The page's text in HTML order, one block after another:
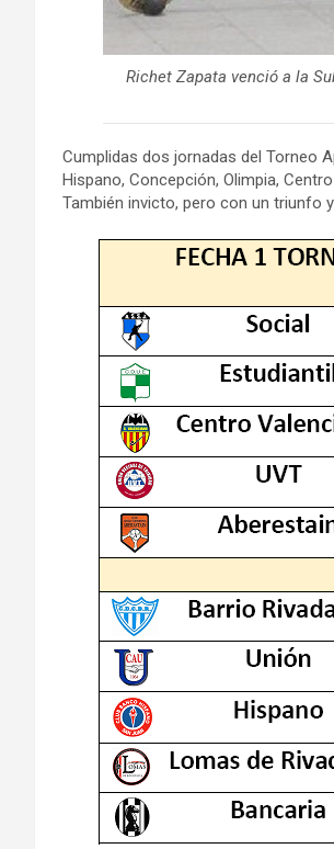
Richet Zapata venció a la
Cumplidas dos jornadas del Torneo
Hispano, Concepción, Olimpia,
También invicto, pero con un triunfo